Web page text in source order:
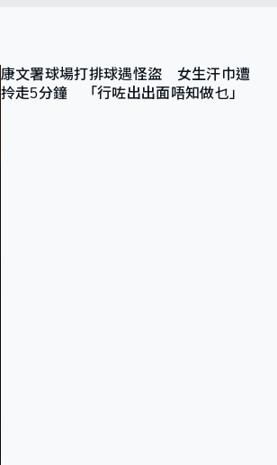
康文署球場打排球遇怪盜 女生汗巾遭
拎走5分鐘 「行咗出出面唔知做乜」